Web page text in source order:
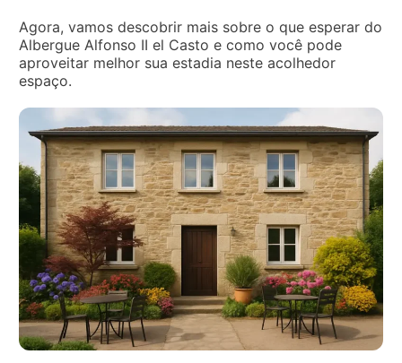
Agora, vamos descobrir mais sobre o que esperar do
Albergue Alfonso II el Casto e como você pode
aproveitar melhor sua estadia neste acolhedor
espaço.